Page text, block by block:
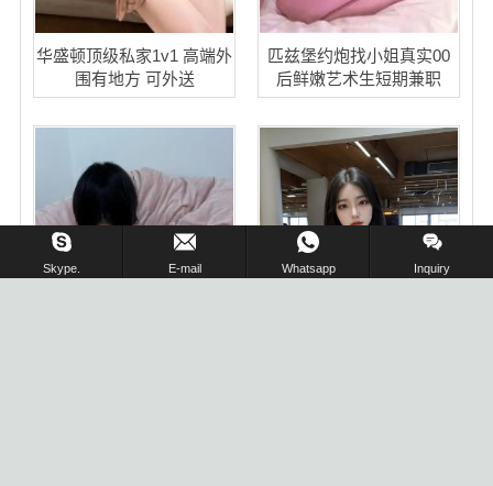
华盛顿顶级私家1v1 高端外
围有地方 可外送
匹兹堡约炮找小姐真实00
后鲜嫩艺术生短期兼职
Skype. E-mail Whatsapp Inquiry
在线留言 !